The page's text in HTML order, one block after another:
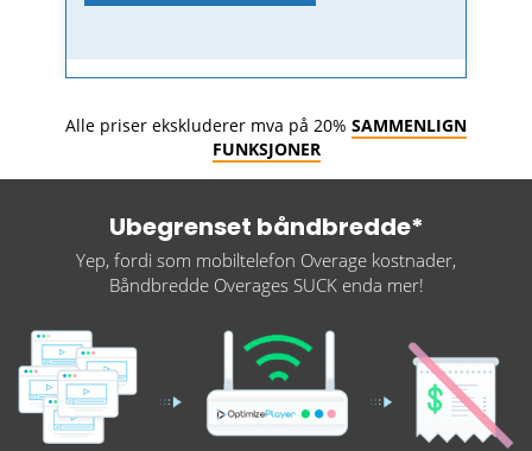
Alle priser ekskluderer mva på 20% SAMMENLIGN
FUNKSJONER
Ubegrenset båndbredde*
Yep, fordi som mobiltelefon Overage kostnader,
Båndbredde Overages SUCK enda mer!